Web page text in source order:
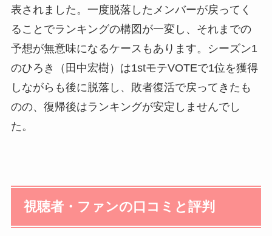
表されました。一度脱落したメンバーが戻ってく
ることでランキングの構図が一変し、それまでの
予想が無意味になるケースもあります。シーズン1
のひろき（田中宏樹）は1stモテVOTEで1位を獲得
しながらも後に脱落し、敗者復活で戻ってきたも
のの、復帰後はランキングが安定しませんでし
た。
視聴者・ファンの口コミと評判